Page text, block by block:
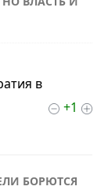
в
+1
БОРЮТСЯ